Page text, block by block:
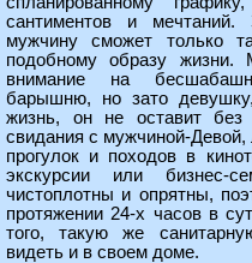
сантиментов и мечтаний.
мужчину сможет только
подобному образу жизни.
внимание на
барышню, но зато
жизнь, он не оставит
свидания с мужчиной-
прогулок и походов в
экскурсии или бизнес-
чистоплотны и опрятны,
протяжении 24-х часов в
того, такую же
видеть и в своем доме.